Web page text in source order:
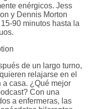
enérgicos. Jess
y Dennis Morton
90 minutos hasta la
de un largo turno,
relajarse en el
a casa. ¿Qué mejor
Con una
a enfermeras, las